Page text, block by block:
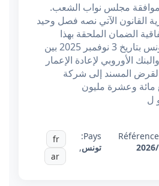
مجلس نواب الشعب.
القانون الآتي نصه فصل وحيد
الضمان الملحقة بهذا
القانون والمبرمة بتونس بتاريخ 3 نوفمبر 2025 بين
الأوروبي لإعادة الإعمار
بالقرض المسند إلى شركة
وعشرة مليون
Pays:
تونس,
fr
ar